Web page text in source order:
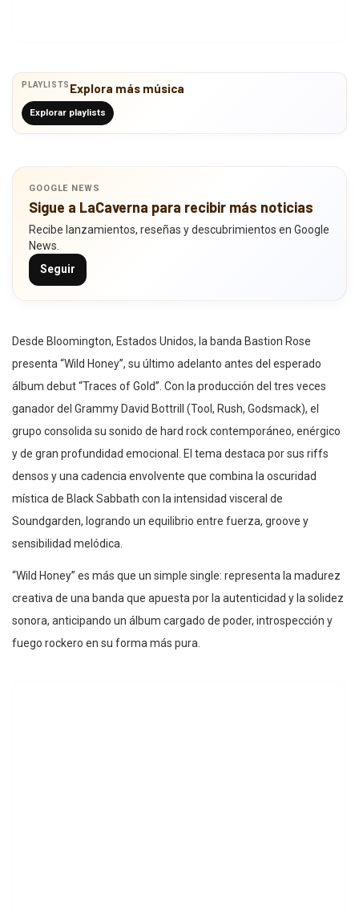
PLAYLISTS Explora más música
Explorar playlists
GOOGLE NEWS
Sigue a LaCaverna para recibir más noticias
Recibe lanzamientos, reseñas y descubrimientos en Google
News.
Seguir
Desde Bloomington, Estados Unidos, la banda Bastion Rose
presenta “Wild Honey”, su último adelanto antes del esperado
álbum debut “Traces of Gold”. Con la producción del tres veces
ganador del Grammy David Bottrill (Tool, Rush, Godsmack), el
grupo consolida su sonido de hard rock contemporáneo, enérgico
y de gran profundidad emocional. El tema destaca por sus riffs
densos y una cadencia envolvente que combina la oscuridad
mística de Black Sabbath con la intensidad visceral de
Soundgarden, logrando un equilibrio entre fuerza, groove y
sensibilidad melódica.
“Wild Honey” es más que un simple single: representa la madurez
creativa de una banda que apuesta por la autenticidad y la solidez
sonora, anticipando un álbum cargado de poder, introspección y
fuego rockero en su forma más pura.